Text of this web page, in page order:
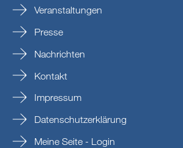
Veranstaltungen
Presse
Nachrichten
Kontakt
Impressum
Datenschutzerklärung
Meine Seite - Login